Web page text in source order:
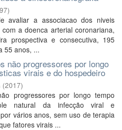
)
avaliar a associacao dos niveis
a doenca arterial coronariana,
prospectiva e consecutiva, 195
55 anos, ...
não progressores por longo
virais e do hospedeiro
(2017)
progressores por longo tempo
natural da infecção viral e
vários anos, sem uso de terapia
fatores virais ...